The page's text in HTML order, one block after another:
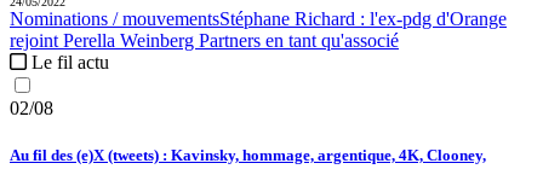
Nominations / mouvementsStéphane Richard : l'ex-pdg d'Orange
rejoint Perella Weinberg Partners en tant qu'associé
Le fil actu
02/08
Au fil des (e)X (tweets) : Kavinsky, hommage, argentique, 4K, Clooney,